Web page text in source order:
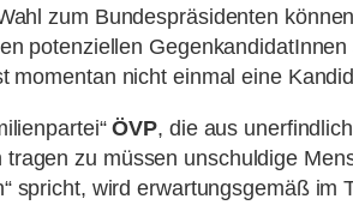
zum Bundespräsidenten
potenziellen
momentan nicht einmal eine
ÖVP, die aus
zu müssen unschuldige
spricht, wird erwartungsgemäß